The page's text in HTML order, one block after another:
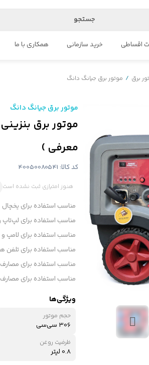
جستجو
اقساطی خرید سازمانی همکاری با ما
برق / موتور برق جیانگ دانگ
موتور برق جیانگ دانگ
معرفی )
کد کالا: 40050080541
هنوز امتیازی ثبت نشده است
مناسب استفاده برای یخچال
مناسب استفاده برای لپ‌تاپ
مناسب استفاده برای لامپ
مناسب استفاده برای تلفن
مناسب استفاده برای
مناسب استفاده برای مصارف
ویژگی‌ها
حجم موتور
306 سی‌سی
ظرفیت روغن
0.8 لیتر